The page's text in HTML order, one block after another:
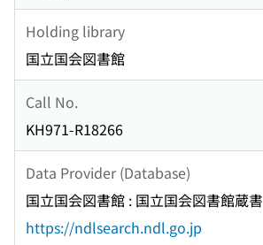
Holding library
国立国会図書館
Call No.
KH971-R18266
Data Provider (Database)
国立国会図書館 : 国立国会図書館蔵書
https://ndlsearch.ndl.go.jp